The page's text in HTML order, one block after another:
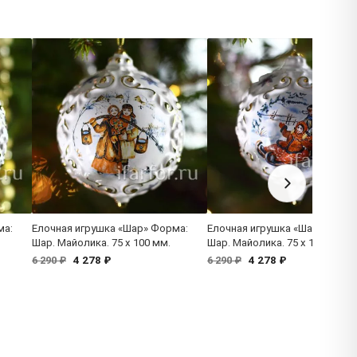
Елочная игрушка «Шар» Форма:
Шар. Майолика. 75 x 100 мм.
6 290 ₽ 4 278 ₽
Елочная игрушка «Шар»
Шар. Майолика. 75 x 100 мм.
6 290 ₽ 4 278 ₽